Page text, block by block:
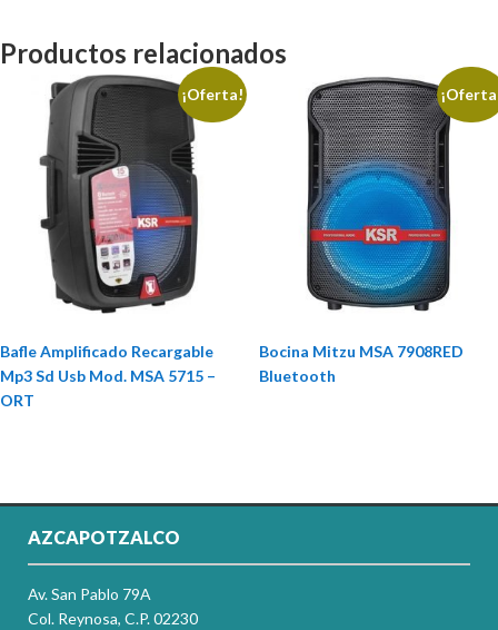
Productos relacionados
¡Oferta!
Bafle Amplificado Recargable
Mp3 Sd Usb Mod. MSA 5715 –
ORT
Bocina Mitzu MSA 7908RED
Bluetooth
AZCAPOTZALCO
Av. San Pablo 79A
Col. Reynosa, C.P. 02230